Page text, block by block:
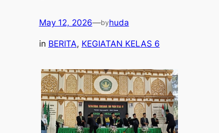
May 12, 2026—byhuda
in BERITA, KEGIATAN KELAS 6